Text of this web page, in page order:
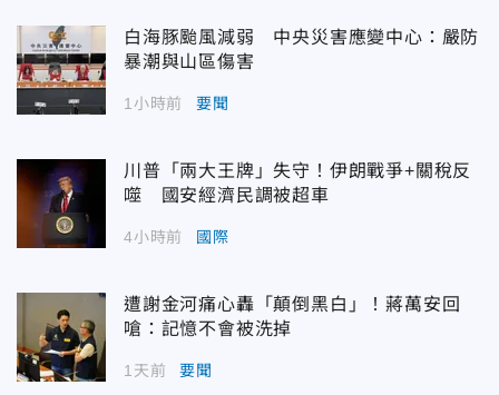
白海豚颱風減弱 中央災害應變中心：嚴防
暴潮與山區傷害
1小時前 要聞
川普「兩大王牌」失守！伊朗戰爭+關稅反
噬 國安經濟民調被超車
4小時前 國際
遭謝金河痛心轟「顛倒黑白」！蔣萬安回
嗆：記憶不會被洗掉
1天前 要聞